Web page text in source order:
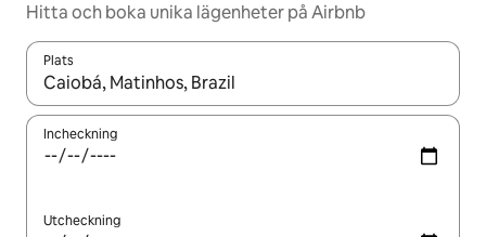
Hitta och boka unika lägenheter på Airbnb
Plats
När resultaten är tillgängliga kan du navigera med upp- och
Incheckning
Utcheckning